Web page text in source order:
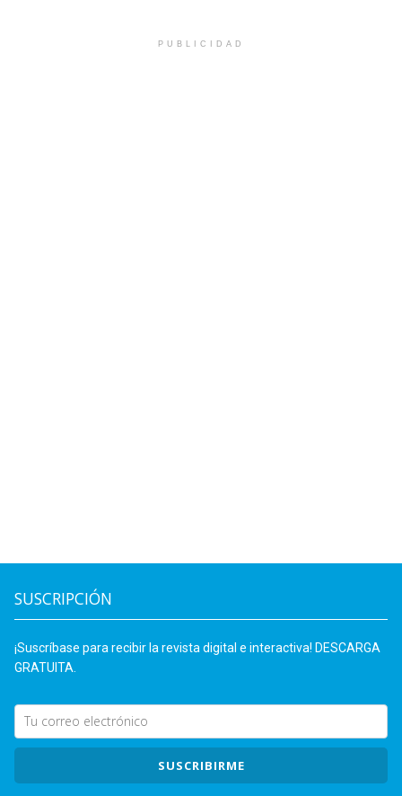
PUBLICIDAD
SUSCRIPCIÓN
¡Suscríbase para recibir la revista digital e interactiva! DESCARGA
GRATUITA.
SUSCRIBIRME